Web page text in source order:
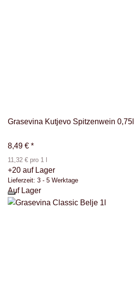
Grasevina Kutjevo Spitzenwein 0,75l
8,49 € *
11,32 € pro 1 l
+20 auf Lager
Lieferzeit: 3 - 5 Werktage
Auf Lager